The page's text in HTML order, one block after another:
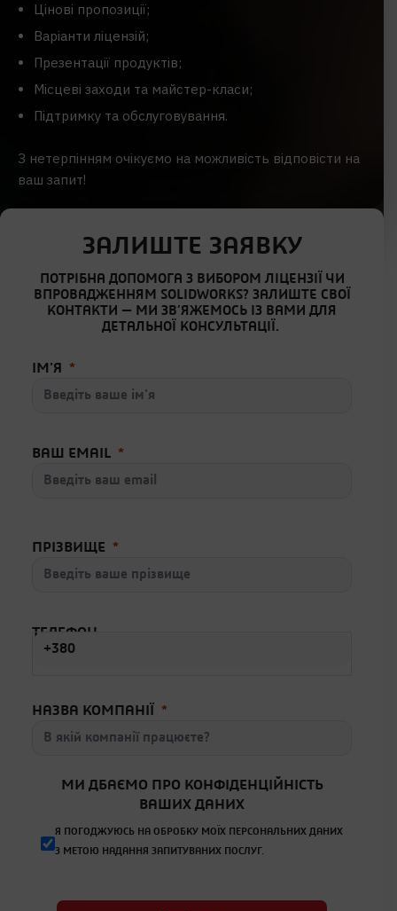
Цінові пропозиції;
Варіанти ліцензій;
Презентації продуктів;
Місцеві заходи та майстер-класи;
Підтримку та обслуговування.
З нетерпінням очікуємо на можливість відповісти на
ваш запит!
ЗАЛИШТЕ ЗАЯВКУ
ПОТРІБНА ДОПОМОГА З ВИБОРОМ ЛІЦЕНЗІЇ ЧИ
ВПРОВАДЖЕННЯМ SOLIDWORKS? ЗАЛИШТЕ СВОЇ
КОНТАКТИ — МИ ЗВ’ЯЖЕМОСЬ ІЗ ВАМИ ДЛЯ
ДЕТАЛЬНОЇ КОНСУЛЬТАЦІЇ.
ІМ'Я
ВАШ EMAIL
ПРІЗВИЩЕ
ТЕЛЕФОН
НАЗВА КОМПАНІЇ
МИ ДБАЄМО ПРО КОНФІДЕНЦІЙНІСТЬ
ВАШИХ ДАНИХ
Я ПОГОДЖУЮСЬ НА ОБРОБКУ МОЇХ ПЕРСОНАЛЬНИХ ДАНИХ
З МЕТОЮ НАДАННЯ ЗАПИТУВАНИХ ПОСЛУГ.